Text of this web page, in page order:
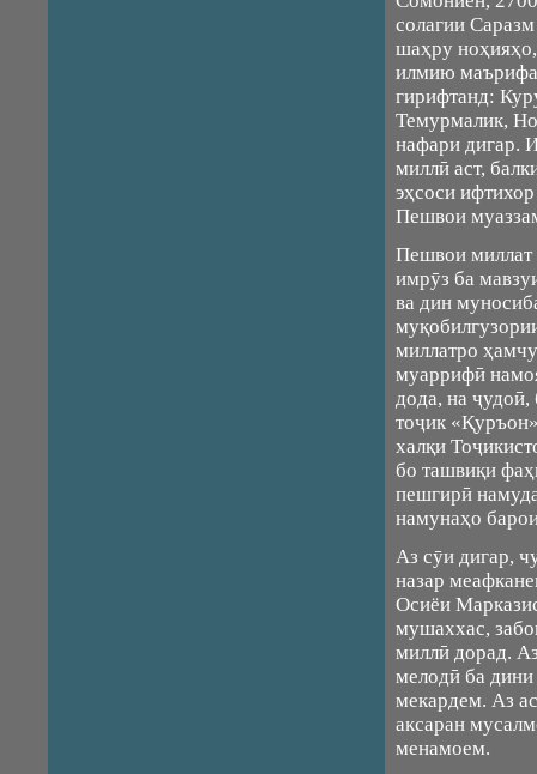
солагии
шаҳру
илмию
гирифтанд:
Темурмалик,
нафари дигар.
миллӣ аст,
эҳсоси
Пешвои
Пешвои миллат
имрӯз ба
ва дин
миллатро
муаррифӣ
дода, на ҷудоӣ,
тоҷик
халқи
бо ташвиқи
пешгирӣ
намунаҳо
Аз сӯи дигар,
назар
Осиёи
мушаххас,
миллӣ дорад.
мелодӣ ба
мекардем. Аз
аксаран
менамоем.